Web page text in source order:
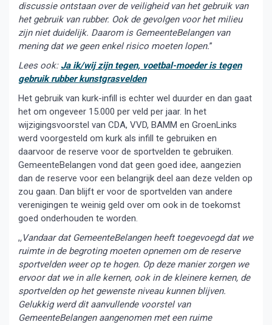
discussie ontstaan over de veiligheid van het gebruik van
het gebruik van rubber. Ook de gevolgen voor het milieu
zijn niet duidelijk. Daarom is GemeenteBelangen van
mening dat we geen enkel risico moeten lopen.”
Lees ook: Ja ik/wij zijn tegen, voetbal-moeder is tegen
gebruik rubber kunstgrasvelden
Het gebruik van kurk-infill is echter wel duurder en dan gaat
het om ongeveer 15.000 per veld per jaar. In het
wijzigingsvoorstel van CDA, VVD, BAMM en GroenLinks
werd voorgesteld om kurk als infill te gebruiken en
daarvoor de reserve voor de sportvelden te gebruiken.
GemeenteBelangen vond dat geen goed idee, aangezien
dan de reserve voor een belangrijk deel aan deze velden op
zou gaan. Dan blijft er voor de sportvelden van andere
verenigingen te weinig geld over om ook in de toekomst
goed onderhouden te worden.
,,Vandaar dat GemeenteBelangen heeft toegevoegd dat we
ruimte in de begroting moeten opnemen om de reserve
sportvelden weer op te hogen. Op deze manier zorgen we
ervoor dat we in alle kernen, ook in de kleinere kernen, de
sportvelden op het gewenste niveau kunnen blijven.
Gelukkig werd dit aanvullende voorstel van
GemeenteBelangen aangenomen met een ruime